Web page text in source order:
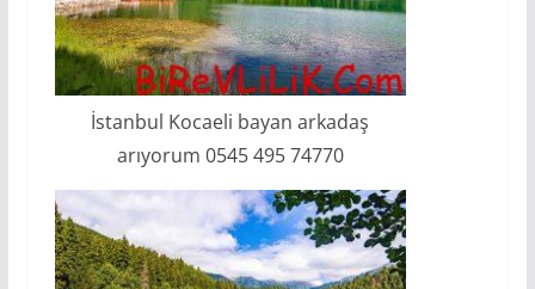
İstanbul Kocaeli bayan arkadaş
arıyorum 0545 495 74770